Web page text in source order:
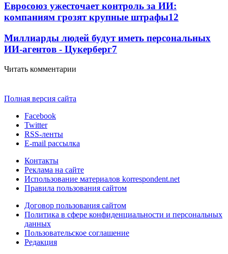
Евросоюз ужесточает контроль за ИИ:
компаниям грозят крупные штрафы12
Миллиарды людей будут иметь персональных
ИИ-агентов - Цукерберг7
Читать комментарии
Полная версия сайта
Facebook
Twitter
RSS-ленты
E-mail рассылка
Контакты
Реклама на сайте
Использование материалов korrespondent.net
Правила пользования сайтом
Договор пользования сайтом
Политика в сфере конфиденциальности и персональных
данных
Пользовательское соглашение
Редакция